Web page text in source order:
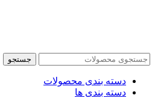
جستجو
دسته بندی محصولات
دسته بندی ها